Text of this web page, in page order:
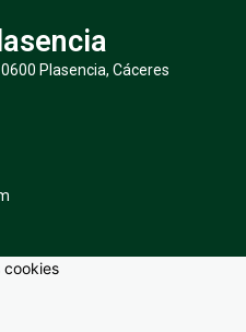
Plasencia, Cáceres
cookies